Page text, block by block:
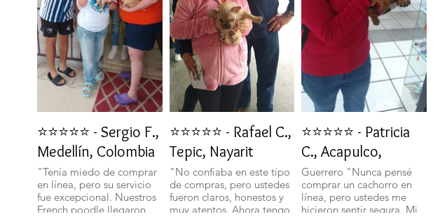
⭐⭐⭐⭐⭐ - Sergio F.,
Medellín, Colombia
"Tenía miedo de comprar
en línea, pero su servicio
fue excepcional. Nuestros
French poodle llegaron
⭐⭐⭐⭐⭐ - Rafael C.,
Tepic, Nayarit
"No confiaba en este tipo
de compras, pero ustedes
fueron claros, honestos y
muy atentos. Ahora tengo
⭐⭐⭐⭐⭐ - Patricia
C., Acapulco,
Guerrero "Nunca pensé
comprar un cachorro en
línea, pero ustedes me
hicieron sentir segura. Mi